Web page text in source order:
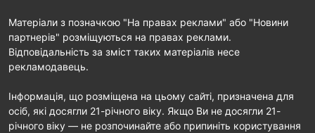
Матеріали з позначкою "На правах реклами" або "Новини
партнерів" розміщуються на правах реклами.
Відповідальність за зміст таких матеріалів несе
рекламодавець.
Інформація, що розміщена на цьому сайті, призначена для
осіб, які досягли 21-річного віку. Якщо Ви не досягли 21-
річного віку — не розпочинайте або припиніть користування